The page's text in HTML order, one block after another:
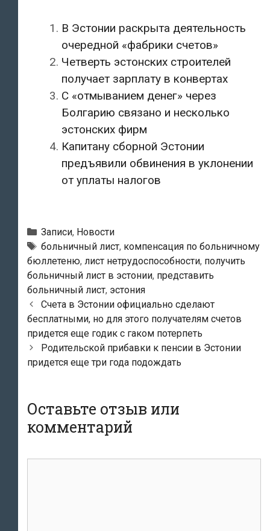
В Эстонии раскрыта деятельность
очередной «фабрики счетов»
Четверть эстонских строителей
получает зарплату в конвертах
С «отмыванием денег» через
Болгарию связано и несколько
эстонских фирм
Капитану сборной Эстонии
предъявили обвинения в уклонении
от уплаты налогов
Рубрики
Записи, Новости
Метки
больничный лист, компенсация по больничному
бюллетеню, лист нетрудоспособности, получить
больничный лист в эстонии, представить
больничный лист, эстония
Навигация
по
записям
Счета в Эстонии официально сделают
бесплатными, но для этого получателям счетов
придется еще годик с гаком потерпеть
Родительской прибавки к пенсии в Эстонии
придется еще три года подождать
Оставьте отзыв или
комментарий